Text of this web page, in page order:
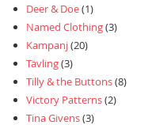
Deer & Doe(1)
Named Clothing(3)
Kampanj(20)
Tävling(3)
Tilly & the Buttons(8)
Victory Patterns(2)
Tina Givens(3)